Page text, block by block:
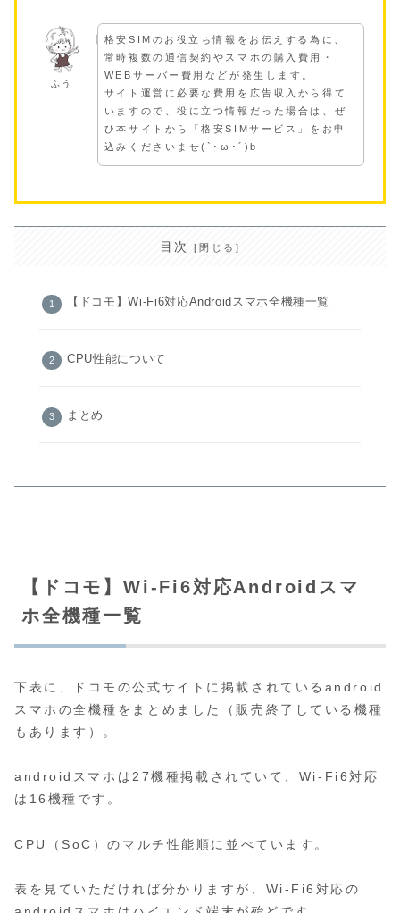
ふう
格安SIMのお役立ち情報をお伝えする為に、
常時複数の通信契約やスマホの購入費用・
WEBサーバー費用などが発生します。
サイト運営に必要な費用を広告収入から得て
いますので、役に立つ情報だった場合は、ぜ
ひ本サイトから「格安SIMサービス」をお申
込みくださいませ(`･ω･´)b
目次
【ドコモ】Wi-Fi6対応Androidスマホ全機種一覧
CPU性能について
まとめ
【ドコモ】Wi-Fi6対応Androidスマ
ホ全機種一覧
下表に、ドコモの公式サイトに掲載されているandroid
スマホの全機種をまとめました（販売終了している機種
もあります）。
androidスマホは27機種掲載されていて、Wi-Fi6対応
は16機種です。
CPU（SoC）のマルチ性能順に並べています。
表を見ていただければ分かりますが、Wi-Fi6対応の